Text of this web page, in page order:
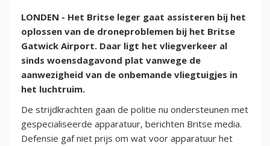
LONDEN - Het Britse leger gaat assisteren bij het
oplossen van de droneproblemen bij het Britse
Gatwick Airport. Daar ligt het vliegverkeer al
sinds woensdagavond plat vanwege de
aanwezigheid van de onbemande vliegtuigjes in
het luchtruim.
De strijdkrachten gaan de politie nu ondersteunen met
gespecialiseerde apparatuur, berichten Britse media.
Defensie gaf niet prijs om wat voor apparatuur het